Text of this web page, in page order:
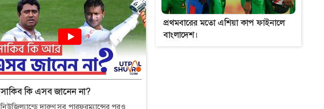
সাকিব কি এসব জানেন না?
নিউজিল্যান্ডে দারুণ সব পারফরম্যান্সের পরও
প্রথমবারের মতো এশিয়া কাপ ফাইনালে
বাংলাদেশ।